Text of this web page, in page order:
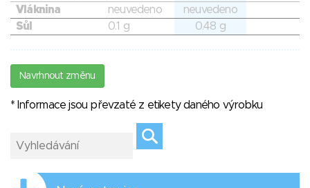
Vláknina
neuvedeno
neuvedeno
Sůl
0.1 g 0.48 g
Navrhnout změnu
* Informace jsou převzaté z etikety daného výrobku